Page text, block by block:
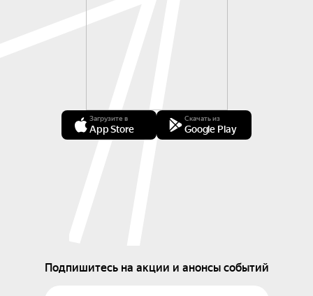
Загрузите в
App Store
Скачать из
Google Play
Подпишитесь на акции и анонсы событий